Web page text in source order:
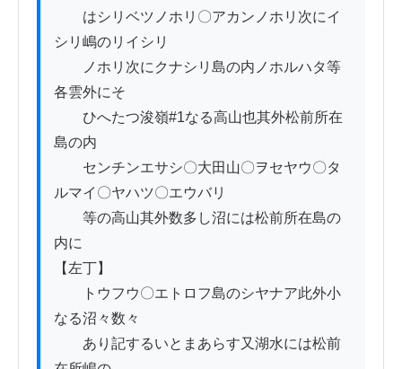
はシリベツノホリ〇アカンノホリ次にイ
シリ嶋のリイシリ
ノホリ次にクナシリ島の内ノホルハタ等
各雲外にそ
ひへたつ浚嶺#1なる高山也其外松前所在
島の内
センチンエサシ〇大田山〇ヲセヤウ〇タ
ルマイ〇ヤハツ〇エウバリ
等の高山其外数多し沼には松前所在島の
内に
【左丁】
トウフウ〇エトロフ島のシヤナア此外小
なる沼々数々
あり記するいとまあらす又湖水には松前